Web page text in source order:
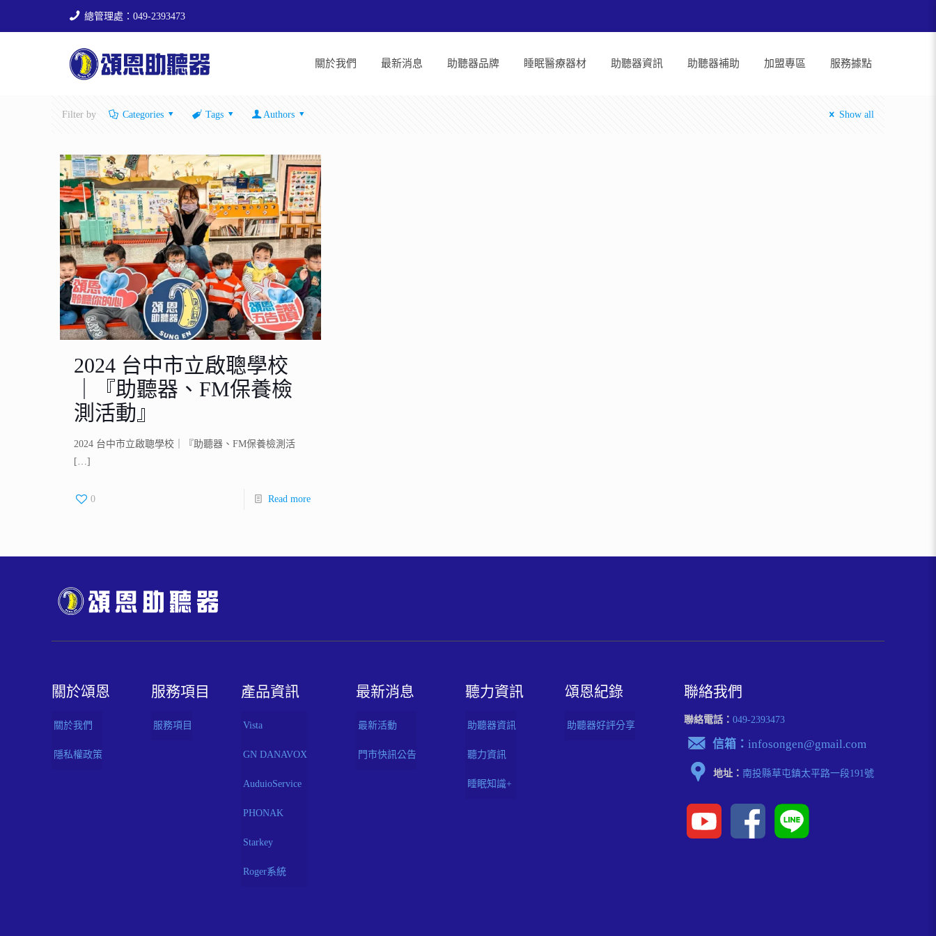
總管理處：049-2393473
關於我們 最新消息 助聽器品牌 睡眠醫療器材 助聽器資訊 助聽器補助 加盟專區 服務據點
Filter by Categories Tags Authors Show all
2024 台中市立啟聰學校
｜『助聽器、FM保養檢
測活動』
2024 台中市立啟聰學校｜『助聽器、FM保養檢測活
[…]
0 Read more
關於頌恩
關於我們
隱私權政策
服務項目
服務項目
產品資訊
Vista
GN DANAVOX
AuduioService
PHONAK
Starkey
Roger系統
最新消息
最新活動
門市快訊公告
聽⼒資訊
助聽器資訊
聽力資訊
睡眠知識+
頌恩紀錄
助聽器好評分享
聯絡我們
聯絡電話：049-2393473
信箱：infosongen@gmail.com
地址： 南投縣草屯鎮太平路⼀段191號